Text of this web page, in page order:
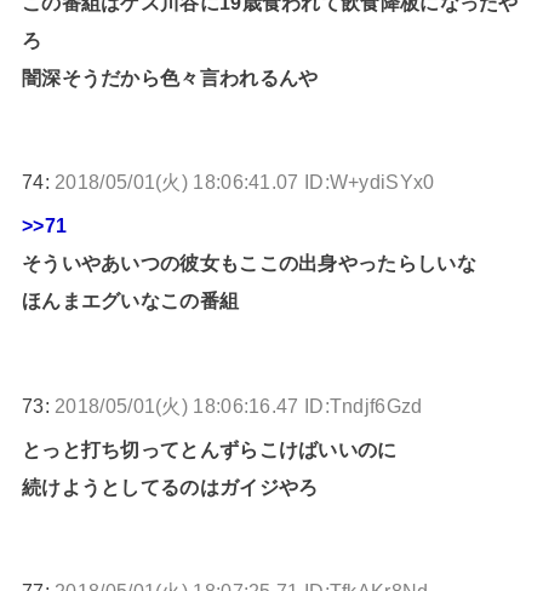
ろ
闇深そうだから色々言われるんや
74: 2018/05/01(火) 18:06:41.07 ID:W+ydiSYx0
>>71
そういやあいつの彼女もここの出身やったらしいな
ほんまエグいなこの番組
73: 2018/05/01(火) 18:06:16.47 ID:Tndjf6Gzd
とっと打ち切ってとんずらこけばいいのに
続けようとしてるのはガイジやろ